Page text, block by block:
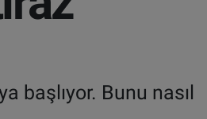
başlıyor. Bunu nasıl